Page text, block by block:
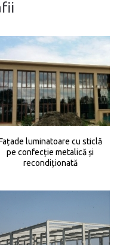
luminatoare cu sticlă
pe confecție metalică și
recondiționată